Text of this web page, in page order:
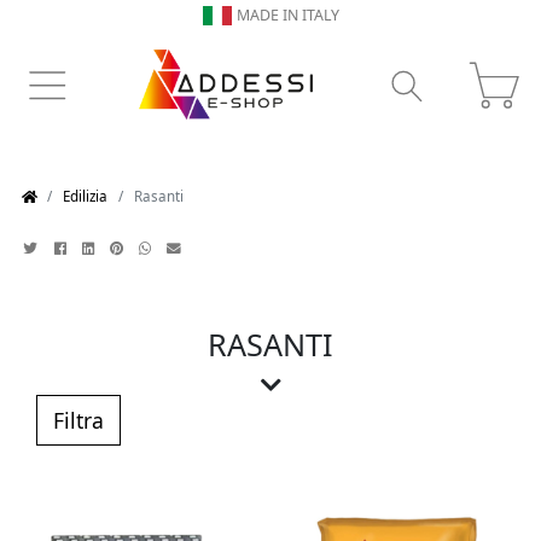
MADE IN ITALY
Edilizia Rasanti
RASANTI
Quando si sta realizzando una casa che
risponda a certi standard di qualità, design
ed altro che possa renderla impeccabile da
applicare un giusto rasante. Questo,
Filtra